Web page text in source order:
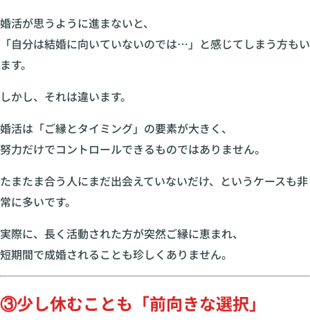
婚活が思うように進まないと、
「自分は結婚に向いていないのでは…」と感じてしまう方もい
ます。
しかし、それは違います。
婚活は「ご縁とタイミング」の要素が大きく、
努力だけでコントロールできるものではありません。
たまたま合う人にまだ出会えていないだけ、というケースも非
常に多いです。
実際に、長く活動された方が突然ご縁に恵まれ、
短期間で成婚されることも珍しくありません。
③少し休むことも「前向きな選択」